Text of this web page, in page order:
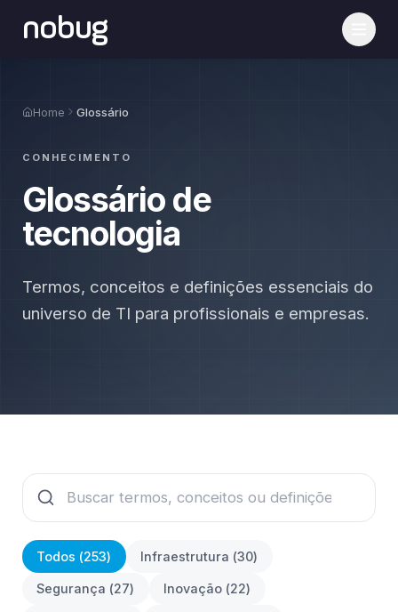
nobug
Home Glossário
CONHECIMENTO
Glossário de
tecnologia
Termos, conceitos e definições essenciais do
universo de TI para profissionais e empresas.
Todos (253) Infraestrutura (30)
Segurança (27) Inovação (22)